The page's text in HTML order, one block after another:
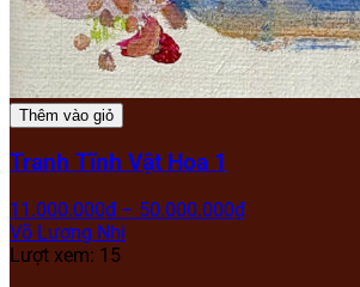
Thêm vào giỏ
Tranh Tĩnh Vật Hoa 1
11.000.000₫ – 50.000.000₫
Võ Lương Nhi
Lượt xem: 15